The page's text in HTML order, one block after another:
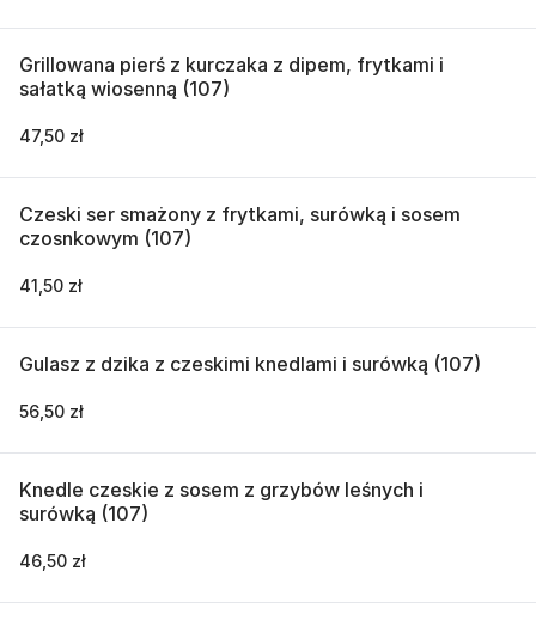
Grillowana pierś z kurczaka z dipem, frytkami i
sałatką wiosenną (107)
47,50 zł
Czeski ser smażony z frytkami, surówką i sosem
czosnkowym (107)
41,50 zł
Gulasz z dzika z czeskimi knedlami i surówką (107)
56,50 zł
Knedle czeskie z sosem z grzybów leśnych i
surówką (107)
46,50 zł